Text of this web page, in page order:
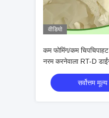
वीडियो
कम फोमिंग/कम
नरम करनेवाला RT-D
सर्वोत्तम